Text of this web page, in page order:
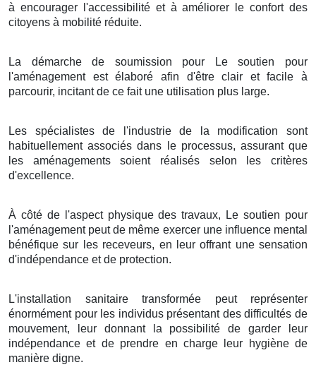
à encourager l'accessibilité et à améliorer le confort des
citoyens à mobilité réduite.
La démarche de soumission pour Le soutien pour
l'aménagement est élaboré afin d'être clair et facile à
parcourir, incitant de ce fait une utilisation plus large.
Les spécialistes de l'industrie de la modification sont
habituellement associés dans le processus, assurant que
les aménagements soient réalisés selon les critères
d'excellence.
À côté de l'aspect physique des travaux, Le soutien pour
l'aménagement peut de même exercer une influence mental
bénéfique sur les receveurs, en leur offrant une sensation
d'indépendance et de protection.
L'installation sanitaire transformée peut représenter
énormément pour les individus présentant des difficultés de
mouvement, leur donnant la possibilité de garder leur
indépendance et de prendre en charge leur hygiène de
manière digne.